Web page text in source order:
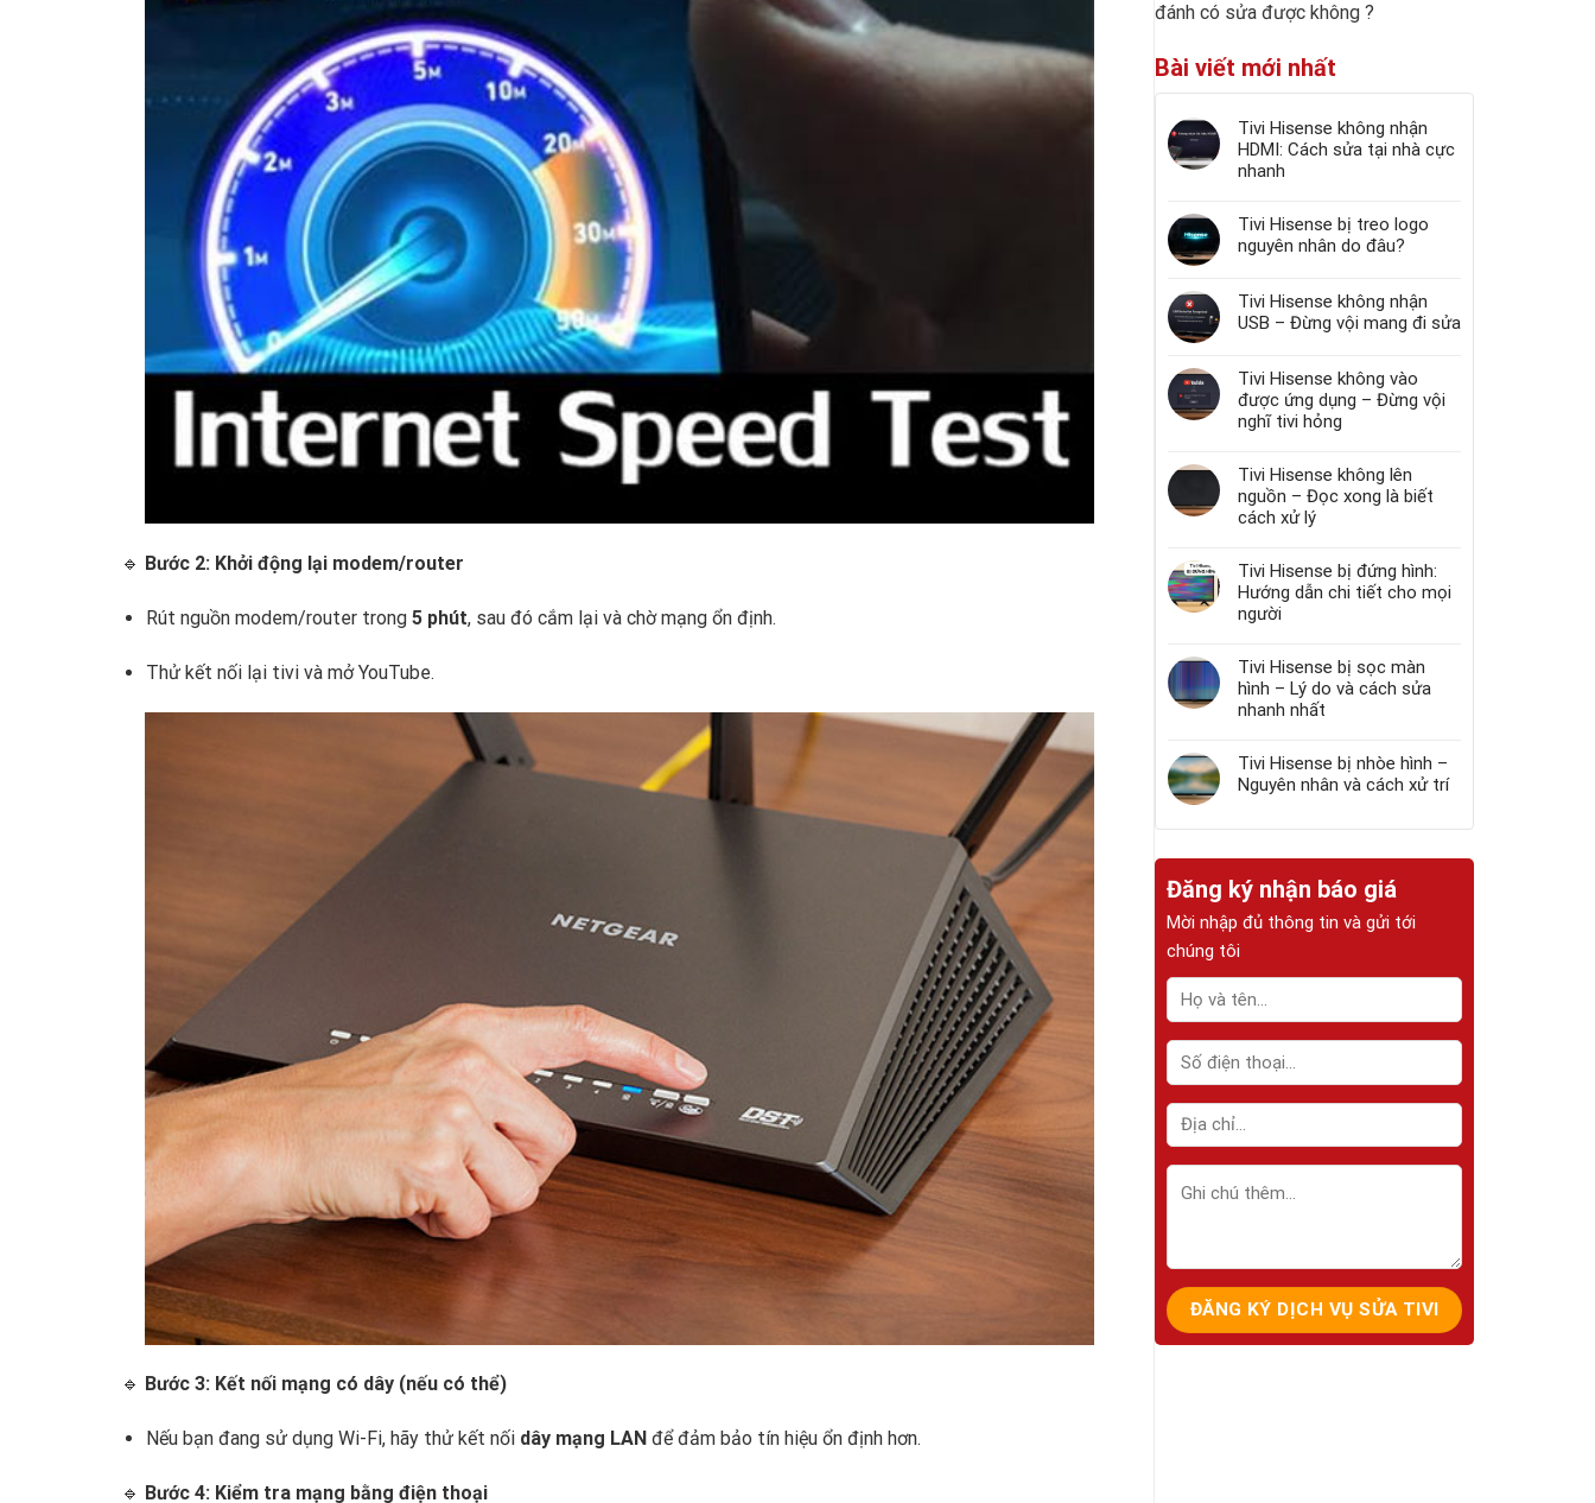
🔹 Bước 2: Khởi động lại modem/router
Rút nguồn modem/router trong 5 phút, sau đó cắm lại và chờ mạng ổn định.
Thử kết nối lại tivi và mở YouTube.
🔹 Bước 3: Kết nối mạng có dây (nếu có thể)
Nếu bạn đang sử dụng Wi-Fi, hãy thử kết nối dây mạng LAN để đảm bảo tín hiệu ổn định hơn.
🔹 Bước 4: Kiểm tra mạng bằng điện thoại
đánh có sửa được không ?
Bài viết mới nhất
Tivi Hisense không nhận
HDMI: Cách sửa tại nhà cực
nhanh
Tivi Hisense bị treo logo
nguyên nhân do đâu?
Tivi Hisense không nhận
USB – Đừng vội mang đi sửa
Tivi Hisense không vào
được ứng dụng – Đừng vội
nghĩ tivi hỏng
Tivi Hisense không lên
nguồn – Đọc xong là biết
cách xử lý
Tivi Hisense bị đứng hình:
Hướng dẫn chi tiết cho mọi
người
Tivi Hisense bị sọc màn
hình – Lý do và cách sửa
nhanh nhất
Tivi Hisense bị nhòe hình –
Nguyên nhân và cách xử trí
Đăng ký nhận báo giá
Mời nhập đủ thông tin và gửi tới
chúng tôi